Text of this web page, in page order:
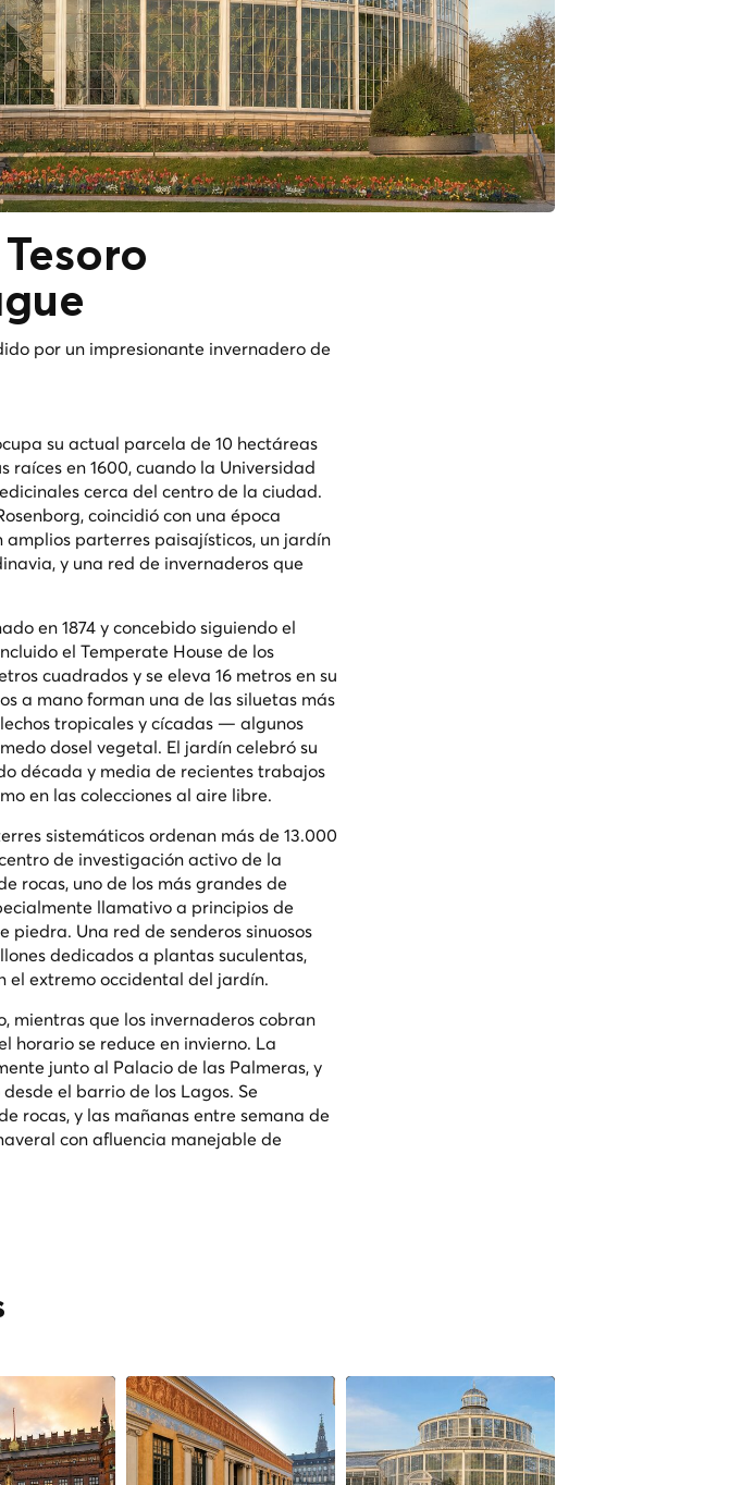
Tesoro
por un impresionante invernadero de
su actual parcela de 10 hectáreas
raíces en 1600, cuando la Universidad
cerca del centro de la ciudad.
coincidió con una época
parterres paisajísticos, un jardín
y una red de invernaderos que
en 1874 y concebido siguiendo el
el Temperate House de los
cuadrados y se eleva 16 metros en su
a mano forman una de las siluetas más
tropicales y cícadas — algunos
dosel vegetal. El jardín celebró su
década y media de recientes trabajos
en las colecciones al aire libre.
sistemáticos ordenan más de 13.000
de investigación activo de la
rocas, uno de los más grandes de
llamativo a principios de
Una red de senderos sinuosos
dedicados a plantas suculentas,
extremo occidental del jardín.
mientras que los invernaderos cobran
horario se reduce en invierno. La
junto al Palacio de las Palmeras, y
el barrio de los Lagos. Se
rocas, y las mañanas entre semana de
con afluencia manejable de